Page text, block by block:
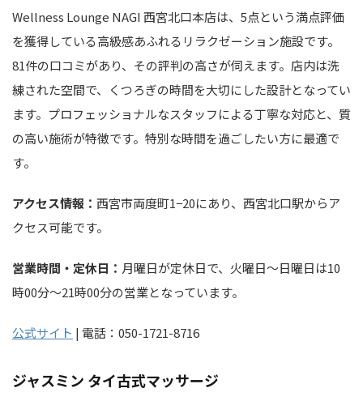
Wellness Lounge NAGI 西宮北口本店は、5点という満点評価
を獲得している高級感あふれるリラクゼーション施設です。
81件の口コミがあり、その評判の高さが伺えます。店内は洗
練された空間で、くつろぎの時間を大切にした設計となってい
ます。プロフェッショナルなスタッフによる丁寧な対応と、質
の高い施術が特徴です。特別な時間を過ごしたい方に最適で
す。
アクセス情報： 西宮市両度町1−20にあり、西宮北口駅からア
クセス可能です。
営業時間・定休日： 月曜日が定休日で、火曜日～日曜日は10
時00分～21時00分の営業となっています。
公式サイト | 電話：050-1721-8716
ジャスミン タイ古式マッサージ